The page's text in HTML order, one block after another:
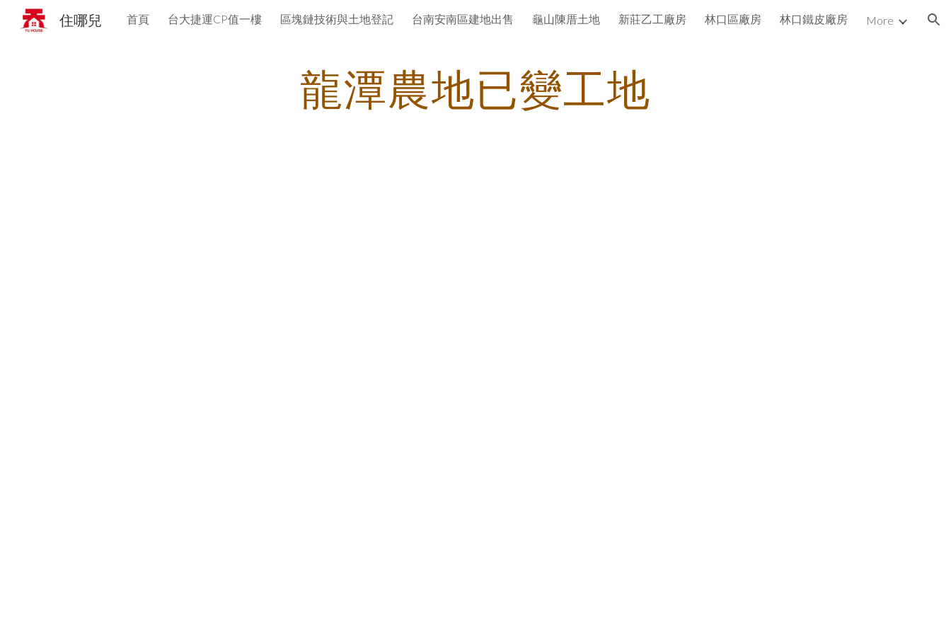
Skip to main content Skip to navigation
住哪兒 首頁 台大捷運CP值一樓 區塊鏈技術與土地登記 台南安南區建地出售 龜山陳厝土地 新莊乙工廠房 林口區廠房 林口鐵皮廠房 More
龍潭農地已變工地